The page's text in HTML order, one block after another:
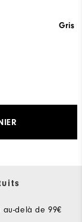
Gris
delà de 99€